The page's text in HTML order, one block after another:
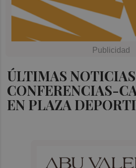
ÚLTIMAS
CONFERENCIAS-
EN PLAZA